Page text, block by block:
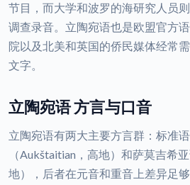
节目，而大学和波罗的海研究人员
调查录音。立陶宛语也是欧盟官方
院以及北美和英国的侨民媒体经常
文字。
立陶宛语 方言与口音
立陶宛语有两大主要方言群：标准
（Aukštaitian，高地）和萨莫吉希
地），后者在元音和重音上差异足